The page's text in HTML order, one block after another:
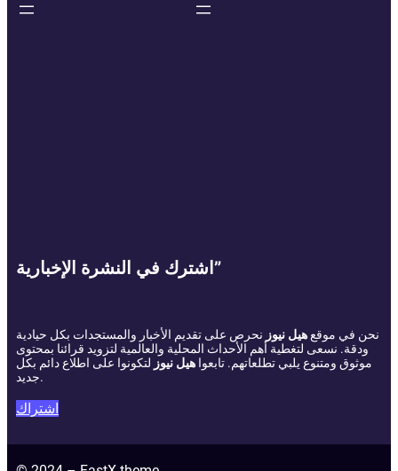
اشترك في النشرة الإخبارية”
نحن في موقعهيل نيوز نحرص على تقديم الأخبار والمستجدات بكل حيادية
ودقة. نسعى لتغطية أهم الأحداث المحلية والعالمية لتزويد قرائنا بمحتوى
موثوق ومتنوع يلبي تطلعاتهم. تابعوا هيل نيوز لتكونوا على اطلاع دائم بكل
جديد.
اشتراك